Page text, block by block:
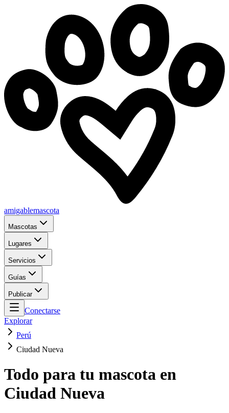
amigablemascota
Mascotas
Lugares
Servicios
Guías
Publicar
Conectarse
Explorar
Perú
Ciudad Nueva
Todo para tu mascota en
Ciudad Nueva